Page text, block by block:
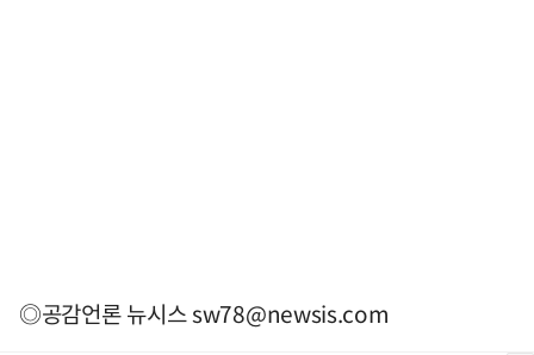
◎공감언론 뉴시스sw78@newsis.com